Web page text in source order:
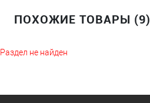
ПОХОЖИЕ ТОВАРЫ (9)
Раздел не найден